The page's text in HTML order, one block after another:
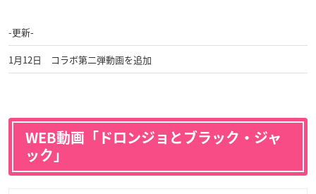
-更新-
1月12日 コラボ第二弾動画を追加
WEB動画「ドロンジョとブラック・ジャ
ック」